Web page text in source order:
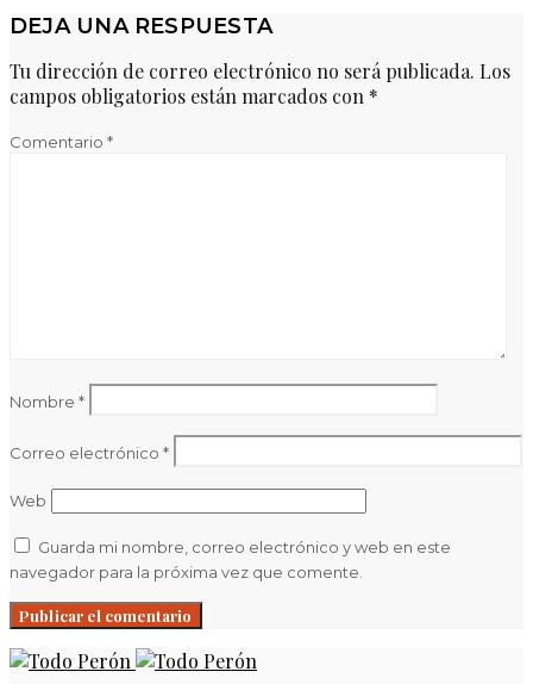
DEJA UNA RESPUESTA
Tu dirección de correo electrónico no será publicada. Los
campos obligatorios están marcados con *
Comentario *
Nombre *
Correo electrónico *
Web
Guarda mi nombre, correo electrónico y web en este
navegador para la próxima vez que comente.